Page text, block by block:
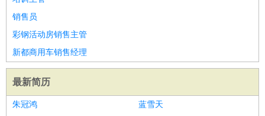
销售员
彩钢活动房销售主管
新都商用车销售经理
最新简历
朱冠鸿
蓝雪天